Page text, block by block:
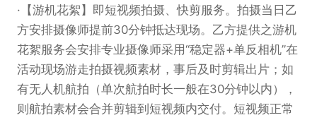
【游机花絮】即短视频拍摄、快剪服务。拍摄当日乙
方安排摄像师提前30分钟抵达现场。乙方提供之游机
花絮服务会安排专业摄像师采用“稳定器+单反相机”在
活动现场游走拍摄视频素材，事后及时剪辑出片；如
有无人机航拍（单次航拍时长一般在30分钟以内），
则航拍素材会合并剪辑到短视频内交付。短视频正常